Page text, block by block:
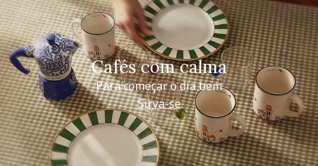
Cafés com calma
Para começar o dia bem
Sirva-se